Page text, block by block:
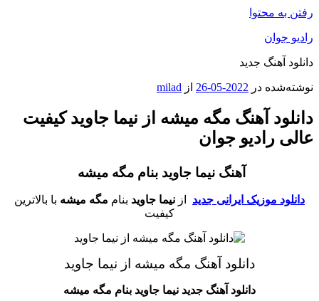
رفتن به محتوا
رادیو جوان
دانلود آهنگ جدید
نوشته‌شده در 2022-05-26 از milad
دانلود آهنگ مگه میشه از نیما جاوید کیفیت
عالی رادیو جوان
آهنگ نیما جاوید بنام مگه میشه
دانلود موزیک ایرانی جدید از نیما جاوید بنام مگه میشه با بالاترین
کیفیت
دانلود آهنگ مگه میشه از نیما جاوید
دانلود آهنگ جدید نیما جاوید بنام مگه میشه